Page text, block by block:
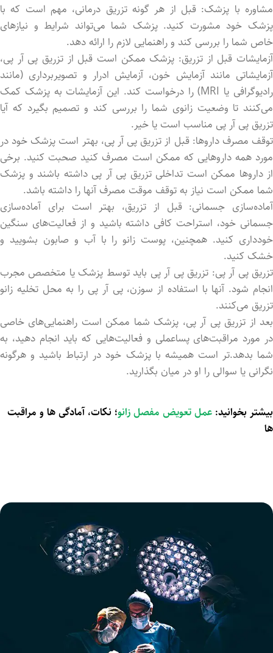
مشاوره با پزشک: قبل از هر گونه تزریق درمانی، مهم است که با
پزشک خود مشورت کنید. پزشک شما می‌تواند شرایط و نیازهای
خاص شما را بررسی کند و راهنمایی لازم را ارائه دهد.
آزمایشات قبل از تزریق: پزشک ممکن است قبل از تزریق پی آر پی،
آزمایشاتی مانند آزمایش خون، آزمایش ادرار و تصویربرداری (مانند
رادیوگرافی یا MRI) را درخواست کند. این آزمایشات به پزشک کمک
می‌کنند تا وضعیت زانوی شما را بررسی کند و تصمیم بگیرد که آیا
تزریق پی آر پی مناسب است یا خیر.
توقف مصرف داروها: قبل از تزریق پی آر پی، بهتر است پزشک خود در
مورد همه داروهایی که ممکن است مصرف کنید صحبت کنید. برخی
از داروها ممکن است تداخلی تزریق پی آر پی داشته باشند و پزشک
شما ممکن است نیاز به توقف موقت مصرف آنها را داشته باشد.
آماده‌سازی جسمانی: قبل از تزریق، بهتر است برای آماده‌سازی
جسمانی خود، استراحت کافی داشته باشید و از فعالیت‌های سنگین
خودداری کنید. همچنین، پوست زانو را با آب و صابون بشویید و
خشک کنید.
تزریق پی آر پی: تزریق پی آر پی باید توسط پزشک یا متخصص مجرب
انجام شود. آنها با استفاده از سوزن، پی آر پی را به محل تخلیه زانو
تزریق می‌کنند.
بعد از تزریق پی آر پی، پزشک شما ممکن است راهنمایی‌های خاصی
در مورد مراقبت‌های پساعملی و فعالیت‌هایی که باید انجام دهید، به
شما بدهد.تر است همیشه با پزشک خود در ارتباط باشید و هرگونه
نگرانی یا سوالی را او در میان بگذارید.
بیشتر بخوانید: عمل تعویض مفصل زانو؛ نکات، آمادگی ها و مراقبت
ها